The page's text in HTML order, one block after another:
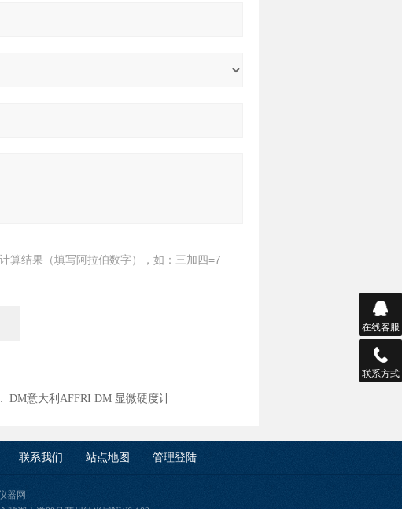
算结果（填写阿拉伯数字），如：三加四=7
DM意大利AFFRI DM 显微硬度计
联系我们 站点地图 管理登陆
器网
在线客服
联系方式